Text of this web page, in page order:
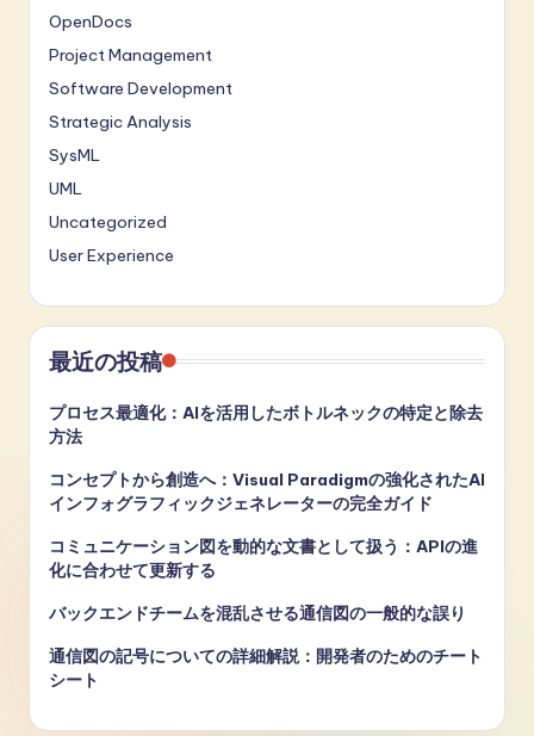
OpenDocs
Project Management
Software Development
Strategic Analysis
SysML
UML
Uncategorized
User Experience
最近の投稿
プロセス最適化：AIを活用したボトルネックの特定と除去
方法
コンセプトから創造へ：Visual Paradigmの強化されたAI
インフォグラフィックジェネレーターの完全ガイド
コミュニケーション図を動的な文書として扱う：APIの進
化に合わせて更新する
バックエンドチームを混乱させる通信図の一般的な誤り
通信図の記号についての詳細解説：開発者のためのチート
シート